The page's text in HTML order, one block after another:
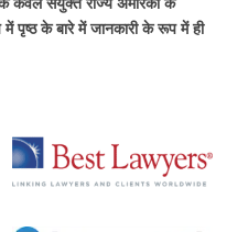
पृष्ठ के बारे में जानकारी के रूप में ही